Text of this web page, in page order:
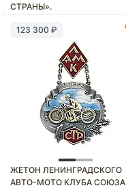
СТРАНЫ».
ИМ. А. МАРТИ. 1929»
123 300 ₽
ЖЕТОН ЛЕНИНГРАДСКОГО
АВТО-МОТО КЛУБА СОЮЗА